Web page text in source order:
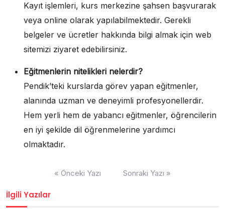
Kayıt işlemleri, kurs merkezine şahsen başvurarak
veya online olarak yapılabilmektedir. Gerekli
belgeler ve ücretler hakkında bilgi almak için web
sitemizi ziyaret edebilirsiniz.
Eğitmenlerin nitelikleri nelerdir?
Pendik’teki kurslarda görev yapan eğitmenler,
alanında uzman ve deneyimli profesyonellerdir.
Hem yerli hem de yabancı eğitmenler, öğrencilerin
en iyi şekilde dil öğrenmelerine yardımcı
olmaktadır.
« Önceki Yazı Sonraki Yazı »
İlgili Yazılar